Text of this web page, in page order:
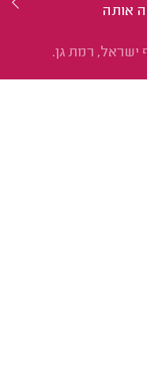
אותה
ישראל, רמת גן.